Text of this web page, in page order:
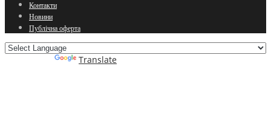
Контакти
Новини
Публічна оферта
Translate